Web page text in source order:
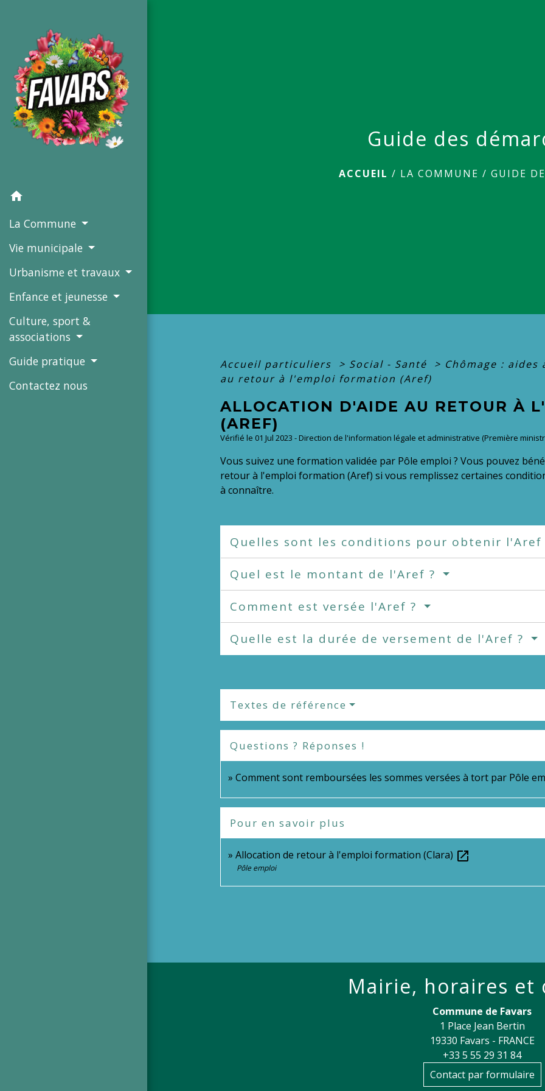
home
La Commune
Vie municipale
Urbanisme et travaux
Enfance et jeunesse
Culture, sport &
associations
Guide pratique
Contactez nous
Guide des
ACCUEIL / LA COMMUNE /GUIDE
Accueil particuliers > Social - Santé > Chômage :
au retour à l'emploi formation (Aref)
ALLOCATION D'AIDE AU RETOUR À
(AREF)
Vérifié le 01 Jul 2023 - Direction de l'information légale et administrative (Première
Vous suivez une formation validée par Pôle emploi ? Vous pouvez
retour à l'emploi formation (Aref) si vous remplissez certaines
à connaître.
Quelles sont les conditions pour obtenir l'Aref
Quel est le montant de l'Aref ?
Comment est versée l'Aref ?
Quelle est la durée de versement de l'Aref ?
Textes de référence
Questions ? Réponses !
Comment sont remboursées les sommes versées à tort par Pôle
Pour en savoir plus
Allocation de retour à l'emploi formation (Clara) open_in_new
Pôle emploi
Mairie, horaires et
Commune de Favars
1 Place Jean Bertin
19330 Favars - FRANCE
+33 5 55 29 31 84
Contact par formulaire